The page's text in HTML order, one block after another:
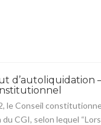
d’autoliquidation
le Conseil
CGI, selon lequel